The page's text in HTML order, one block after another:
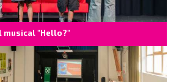
musical "Hello?"